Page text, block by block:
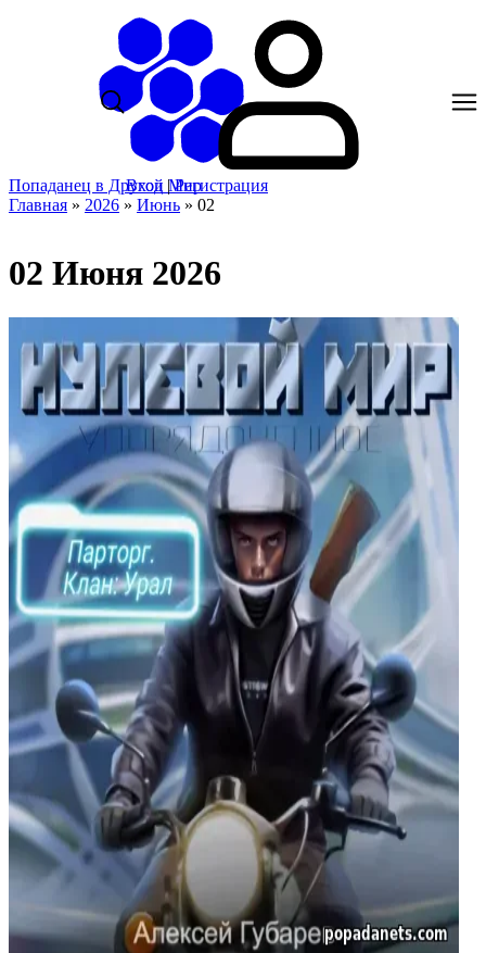
Попаданец в Другой Мир
Вход |Регистрация
Главная » 2026 » Июнь » 02
02 Июня 2026